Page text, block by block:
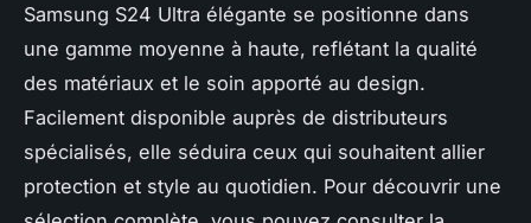
Samsung S24 Ultra élégante se positionne dans
une gamme moyenne à haute, reflétant la qualité
des matériaux et le soin apporté au design.
Facilement disponible auprès de distributeurs
spécialisés, elle séduira ceux qui souhaitent allier
protection et style au quotidien. Pour découvrir une